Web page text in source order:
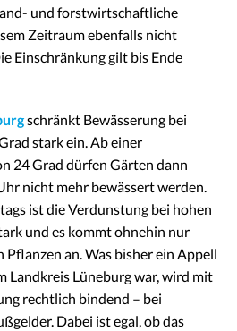
und forstwirtschaftliche
Zeitraum ebenfalls nicht
Einschränkung gilt bis Ende
schränkt Bewässerung bei
stark ein. Ab einer
24 Grad dürfen Gärten dann
nicht mehr bewässert werden.
ist die Verdunstung bei hohen
und es kommt ohnehin nur
Pflanzen an. Was bisher ein Appell
Landkreis Lüneburg war, wird mit
rechtlich bindend – bei
Dabei ist egal, ob das